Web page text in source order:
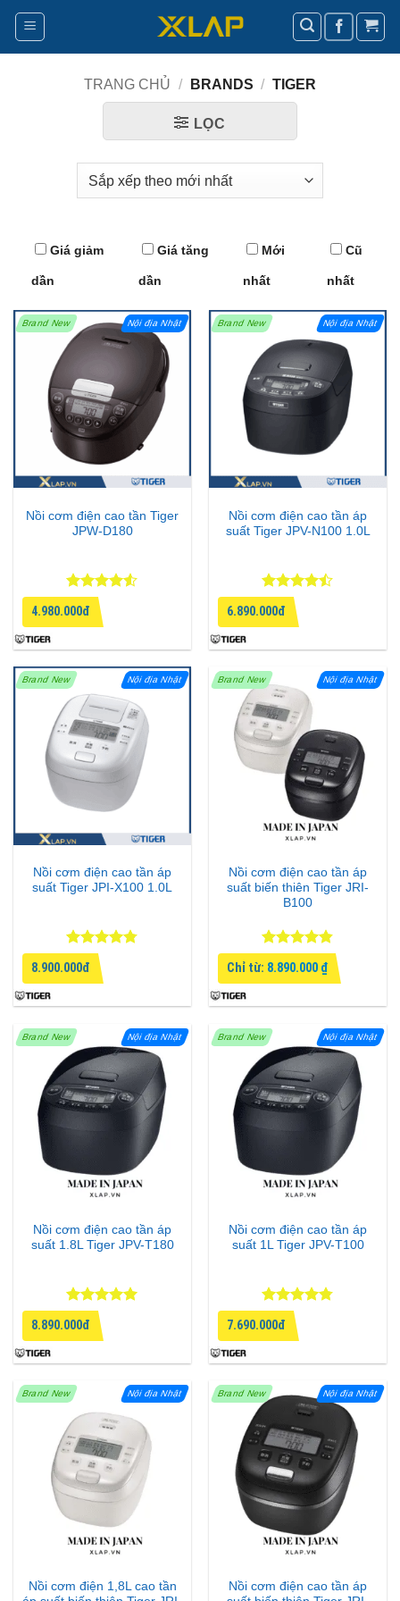
Bỏ
nội
TRANG CHỦ / BRANDS / TIGER
LỌC
Giá giảm
dần
Giá tăng
dần
Mới
nhất
Cũ
nhất
Brand New Nội địa Nhật
Nồi cơm điện cao tần Tiger
JPW-D180
Được xếp
hạng4.5
5 sao
4.980.000đ
Brand New Nội địa Nhật
Nồi cơm điện cao tần áp
suất Tiger JPV-N100 1.0L
Được xếp
hạng4.43
5 sao
6.890.000đ
Brand New Nội địa Nhật
Nồi cơm điện cao tần áp
suất Tiger JPI-X100 1.0L
Được xếp
hạng4.75
5 sao
8.900.000đ
Brand New Nội địa Nhật
Nồi cơm điện cao tần áp
suất biến thiên Tiger JRI-
B100
Được xếp
hạng4.85
sao
Chỉ từ: 8.890.000 ₫
Brand New Nội địa Nhật
Nồi cơm điện cao tần áp
suất 1.8L Tiger JPV-T180
Được xếp
hạng5
sao
8.890.000đ
Brand New Nội địa Nhật
Nồi cơm điện cao tần áp
suất 1L Tiger JPV-T100
Được xếp
hạng4.75
5 sao
7.690.000đ
Brand New Nội địa Nhật
Nồi cơm điện 1,8L cao tần
Brand New Nội địa Nhật
Nồi cơm điện cao tần áp